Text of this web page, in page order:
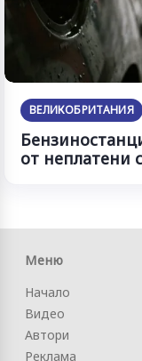
ВЕЛИКОБРИТАНИЯ
от неплатени
Меню
Начало
Видео
Автори
Реклама